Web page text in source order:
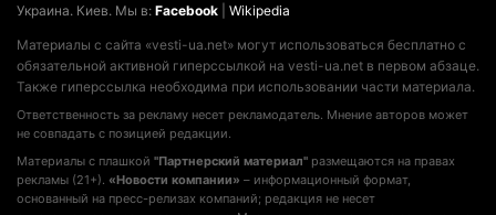
Украина. Киев. Мы в: Facebook Wikipedia
Материалы с сайта «vesti-ua.net» могут использоваться бесплатно с
обязательной активной гиперссылкой на vesti-ua.net в первом абзаце.
Также гиперссылка необходима при использовании части материала.
Ответственность за рекламу несет рекламодатель. Мнение авторов может
не совпадать с позицией редакции.
Материалы с плашкой "Партнерский материал" размещаются на правах
рекламы (21+). «Новости компании» – информационный формат,
основанный на пресс-релизах компаний; редакция не несет